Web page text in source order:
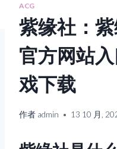
ACG
紫缘社：
官方网站
戏下载
作者 admin 13 10 月,